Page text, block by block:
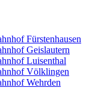
Fürstenhausen
Geislautern
Luisenthal
Völklingen
Wehrden